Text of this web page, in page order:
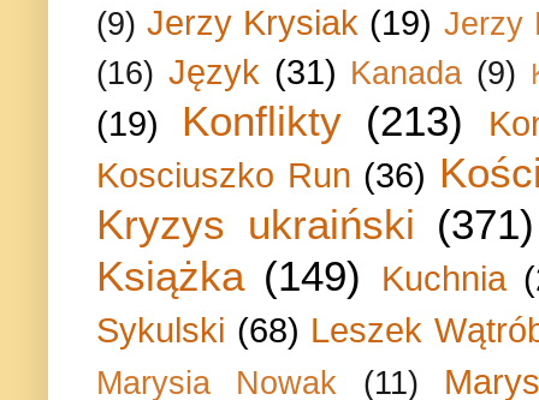
(9) Jerzy Krysiak (19) Jerzy
(16) Język (31) Kanada (9)
(19) Konflikty (213)
Kosciuszko Run (36)
Kryzys ukraiński (371)
Książka (149) Kuchnia
Sykulski (68) Leszek
Marysia Nowak (11)